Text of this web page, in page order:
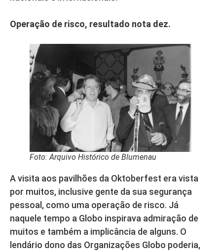
Operação de risco, resultado nota dez.
Foto: Arquivo Histórico de Blumenau
A visita aos pavilhões da Oktoberfest era vista
por muitos, inclusive gente da sua segurança
pessoal, como uma operação de risco. Já
naquele tempo a Globo inspirava admiração de
muitos e também a implicância de alguns. O
lendário dono das Organizações Globo poderia,